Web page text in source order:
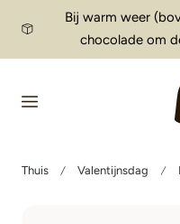
de inhoudBij warm weer
chocolade om
Thuis Valentijnsdag